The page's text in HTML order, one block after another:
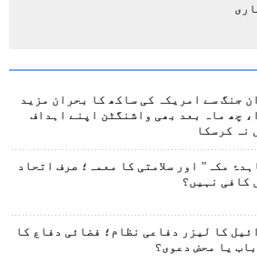
جنگ سے امریکہ کی ساکھ کا بحران مزید
چھ ماہ بعد بھی واشنگٹن اپنے اہداف
نہ کرسکا
مکہ" اور سلامتی کا معمہ؛ صرف اتحاد
کافی نہیں؟
کا لیزر دفاعی نظام؛ فضائی دفاع کا
یا محض دعوی؟